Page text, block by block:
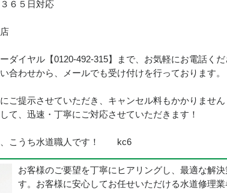
６５日対応
ダイヤル【0120-492-315】まで、お気軽にお電話くだ
合わせから、メールでも受け付けを行っております。
ご提示させていただき、キャンセル料もかかりません
て、迅速・丁寧にご対応させていただきます！
、こうち水道職人です！ kc6
お客様のご要望を丁寧にヒアリングし、最適な解
す。お客様に安心してお任せいただける水道修理